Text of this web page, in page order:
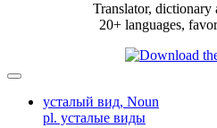
Translator, dictionary
20+ languages,
усталый вид, Noun
pl. усталые виды